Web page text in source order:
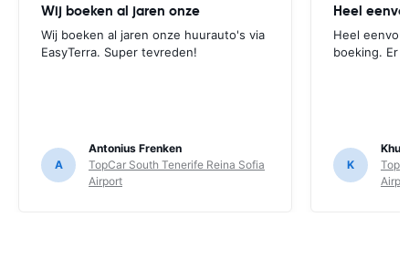
Wij boeken al jaren onze
Wij boeken al jaren onze huurauto's via
EasyTerra. Super tevreden!
A
Antonius Frenken
TopCar South Tenerife Reina Sofia
Airport
Heel
Heel
boeking. Er
K